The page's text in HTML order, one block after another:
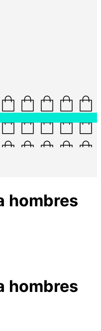
hombres
hombres